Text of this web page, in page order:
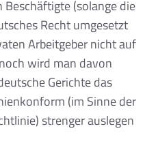
Beschäftigte (solange die
Recht umgesetzt
Arbeitgeber nicht auf
wird man davon
Gerichte das
(im Sinne der
strenger auslegen